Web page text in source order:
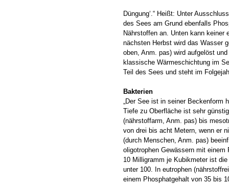
Düngung‘.“ Heißt: Unter
des Sees am Grund ebenfalls
Nährstoffen an. Unten kann
nächsten Herbst wird das Wasser
oben, Anm. pas) wird aufgelöst
klassische Wärmeschichtung im
Teil des Sees und steht im
Bakterien
„Der See ist in seiner Beckenform
Tiefe zu Oberfläche ist sehr
(nährstoffarm, Anm. pas) bis
von drei bis acht Metern, wenn er
(durch Menschen, Anm. pas)
oligotrophen Gewässern mit einem
10 Milligramm je Kubikmeter ist
unter 100. In eutrophen
einem Phosphatgehalt von 35 bis